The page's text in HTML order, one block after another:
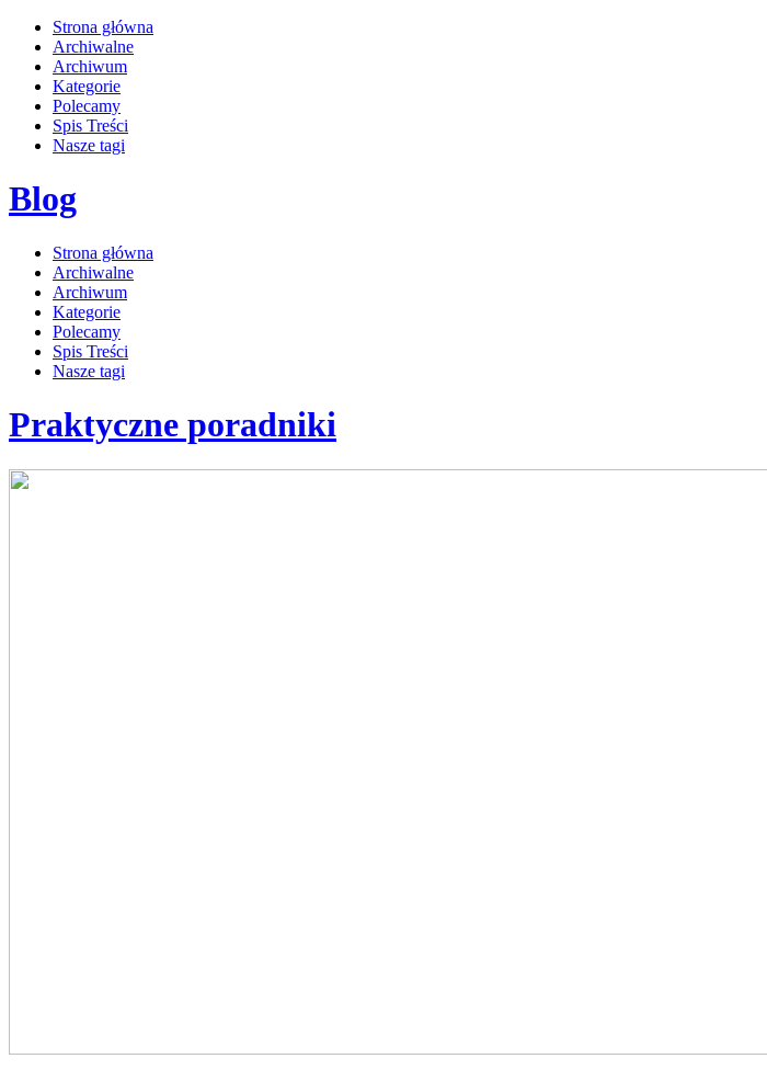
Strona główna
Archiwalne
Archiwum
Kategorie
Polecamy
Spis Treści
Nasze tagi
Blog
Strona główna
Archiwalne
Archiwum
Kategorie
Polecamy
Spis Treści
Nasze tagi
Praktyczne poradniki